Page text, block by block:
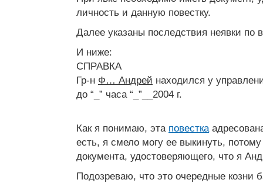
личность и данную повестку.
Далее указаны последствия неявки по
И ниже:
СПРАВКА
Гр-н Ф… Андрей находился у
до “_” часа “_”__2004 г.
Как я понимаю, эта повестка
есть, я смело могу ее выкинуть,
документа, удостоверяющего, что я
Подозреваю, что это очередные козни